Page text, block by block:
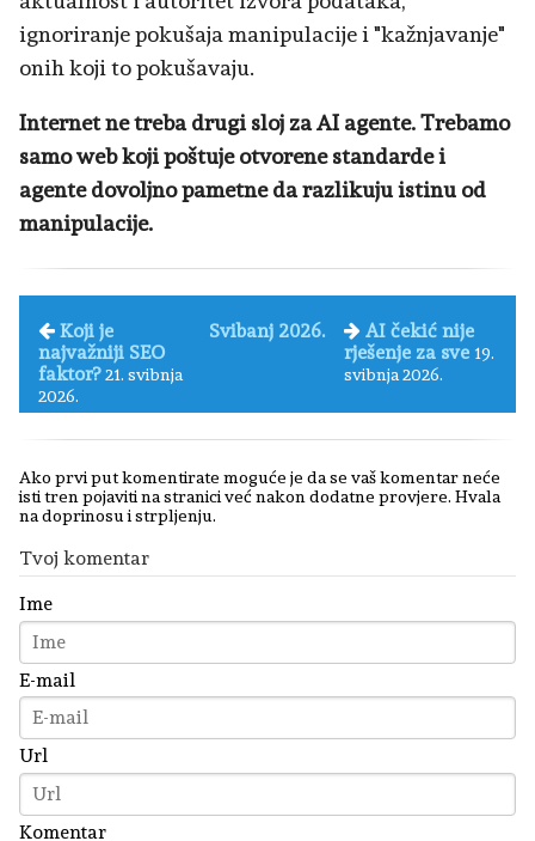
ignoriranje pokušaja manipulacije i "kažnjavanje"
onih koji to pokušavaju.
Internet ne treba drugi sloj za AI agente. Trebamo
samo web koji poštuje otvorene standarde i
agente dovoljno pametne da razlikuju istinu od
manipulacije.
Koji je
najvažniji SEO
faktor? 21. svibnja
2026.
Svibanj 2026.
AI čekić nije
rješenje za sve 19.
svibnja 2026.
Ako prvi put komentirate moguće je da se vaš komentar neće
isti tren pojaviti na stranici već nakon dodatne provjere. Hvala
na doprinosu i strpljenju.
Tvoj komentar
Ime
E-mail
Url
Komentar